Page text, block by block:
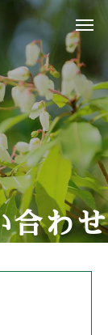
合わせ